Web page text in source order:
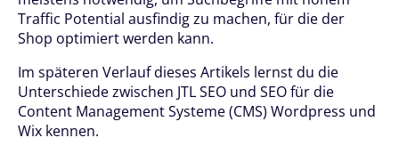
Traffic Potential ausfindig zu machen, für die der
Shop optimiert werden kann.
Im späteren Verlauf dieses Artikels lernst du die
Unterschiede zwischen JTL SEO und SEO für die
Content Management Systeme (CMS) Wordpress und
Wix kennen.